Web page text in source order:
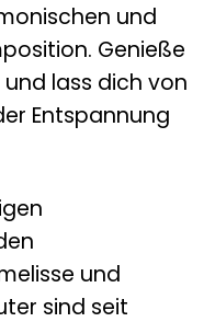
und
Genieße
lass dich von
Entspannung
und
sind seit